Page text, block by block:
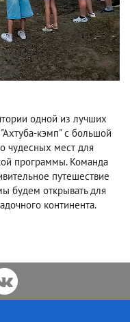
одной из лучших
кэмп" с большой
чудесных мест для
программы. Команда
путешествие
будем открывать для
континента.